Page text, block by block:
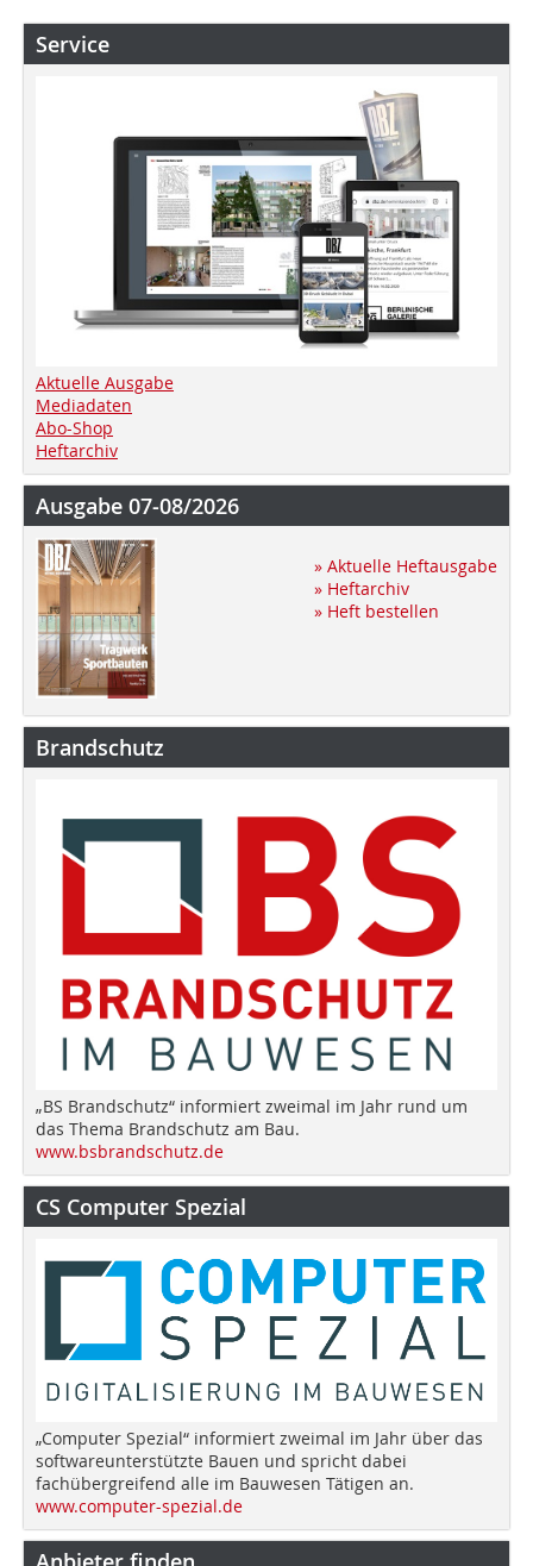
Service
Aktuelle Ausgabe
Mediadaten
Abo-Shop
Heftarchiv
Ausgabe 07-08/2026
» Aktuelle Heftausgabe
» Heftarchiv
» Heft bestellen
Brandschutz
„BS Brandschutz“ informiert zweimal im Jahr rund um
das Thema Brandschutz am Bau.
www.bsbrandschutz.de
CS Computer Spezial
„Computer Spezial“ informiert zweimal im Jahr über das
softwareunterstützte Bauen und spricht dabei
fachübergreifend alle im Bauwesen Tätigen an.
www.computer-spezial.de